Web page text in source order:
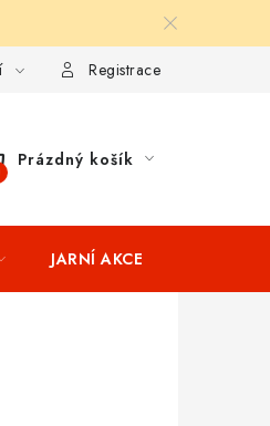
Tabulka velikostí oblečení
Registrace
Prázdný košík
JARNÍ AKCE